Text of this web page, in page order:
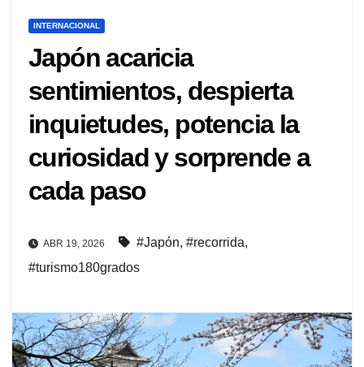
INTERNACIONAL
Japón acaricia
sentimientos, despierta
inquietudes, potencia la
curiosidad y sorprende a
cada paso
ABR 19, 2026 #Japón, #recorrida,
#turismo180grados